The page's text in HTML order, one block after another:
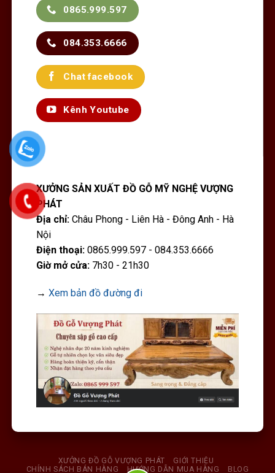
0865.999.597
084.353.6666
Chat facebook
Kênh Youtube
XƯỞNG SẢN XUẤT ĐỒ GỖ MỸ NGHỆ VƯỢNG
PHÁT
Địa chỉ:Châu Phong - Liên Hà - Đông Anh - Hà
Nội
Điện thoại:0865.999.597 - 084.353.6666
Giờ mở cửa:7h30 - 21h30
→ Xem bản đồ đường đi
XƯỞNG ĐỒ GỖ VƯỢNG PHÁT
GIỚI THIỆU
CHÍNH SÁCH BÁN HÀNG
HƯỚNG DẪN MUA HÀNG BLOG